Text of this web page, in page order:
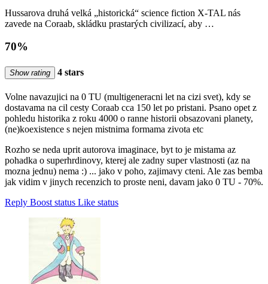
Hussarova druhá velká „historická“ science fiction X-TAL nás
zavede na Coraab, skládku prastarých civilizací, aby …
70%
Show rating 4 stars
Volne navazujici na 0 TU (multigeneracni let na cizi svet), kdy se
dostavama na cil cesty Coraab cca 150 let po pristani. Psano opet z
pohledu historika z roku 4000 o ranne historii obsazovani planety,
(ne)koexistence s nejen mistnima formama zivota etc
Rozho se neda uprit autorova imaginace, byt to je mistama az
pohadka o superhrdinovy, kterej ale zadny super vlastnosti (az na
mozna jednu) nema :) ... jako v poho, zajimavy cteni. Ale zas bemba
jak vidim v jinych recenzich to proste neni, davam jako 0 TU - 70%.
Reply Boost status Like status